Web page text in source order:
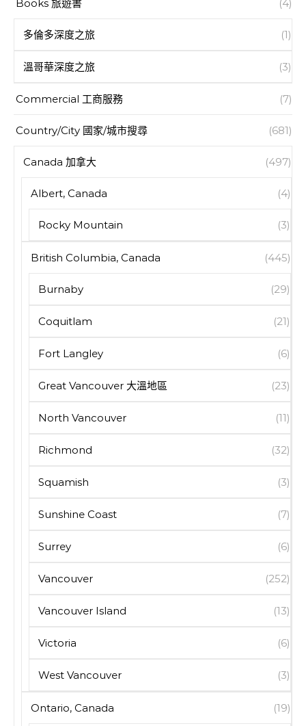
Books 旅遊書 (4)
多倫多深度之旅 (1)
溫哥華深度之旅 (3)
Commercial 工商服務 (7)
Country/City 國家/城市搜尋 (681)
Canada 加拿大 (497)
Albert, Canada (4)
Rocky Mountain (3)
British Columbia, Canada (445)
Burnaby (29)
Coquitlam (21)
Fort Langley (6)
Great Vancouver 大溫地區 (23)
North Vancouver (11)
Richmond (32)
Squamish (3)
Sunshine Coast (7)
Surrey (6)
Vancouver (252)
Vancouver Island (13)
Victoria (6)
West Vancouver (3)
Ontario, Canada (19)